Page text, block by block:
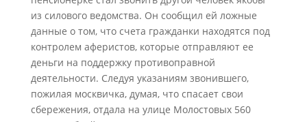
из силового ведомства. Он сообщил ей ложные
данные о том, что счета гражданки находятся под
контролем аферистов, которые отправляют ее
деньги на поддержку противоправной
деятельности. Следуя указаниям звонившего,
пожилая москвичка, думая, что спасает свои
сбережения, отдала на улице Молостовых 560